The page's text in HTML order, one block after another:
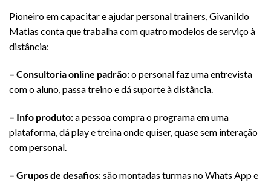
Pioneiro em capacitar e ajudar personal trainers, Givanildo
Matias conta que trabalha com quatro modelos de serviço à
distância:
– Consultoria online padrão:o personal faz uma entrevista
com o aluno, passa treino e dá suporte à distância.
– Info produto:a pessoa compra o programa em uma
plataforma, dá play e treina onde quiser, quase sem interação
com personal.
– Grupos de desafios: são montadas turmas no Whats App e